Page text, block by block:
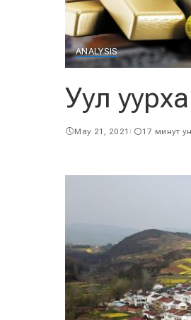
ANALYSIS
Уул
May 21, 2021 17 минут